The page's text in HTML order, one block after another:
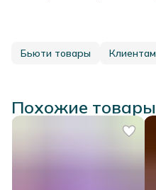
Бьюти товары Клиентам
Похожие товары